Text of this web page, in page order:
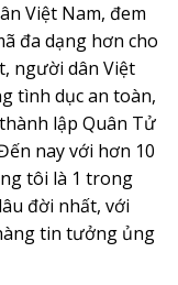
Việt Nam, đem
đa dạng hơn cho
người dân Việt
tình dục an toàn,
lập Quân Tử
nay với hơn 10
tôi là 1 trong
đời nhất, với
tin tưởng ủng